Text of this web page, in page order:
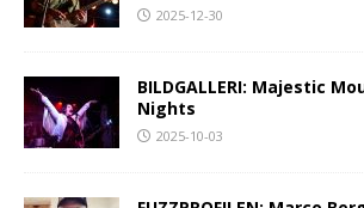
2025-12-30
BILDGALLERI: Majestic
Nights
2025-10-03